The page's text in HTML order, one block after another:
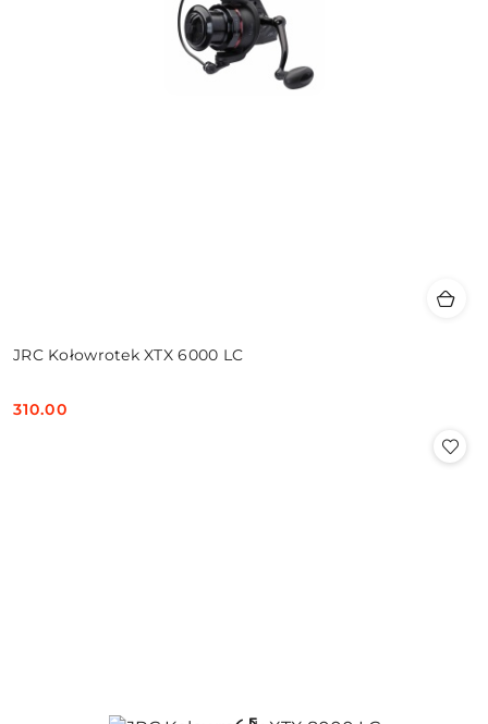
JRC Kołowrotek XTX 6000 LC
Cena:
310.00